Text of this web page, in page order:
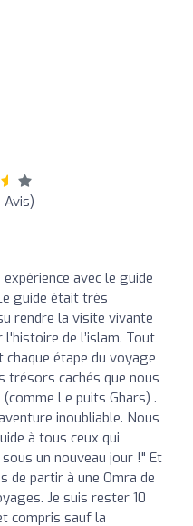
avec le guide
guide était très
rendre la visite vivante
de l’islam. Tout
étape du voyage
trésors cachés que nous
Le puits Ghars) .
inoubliable. Nous
à tous ceux qui
un nouveau jour !" Et
de partir à une Omra de
Je suis rester 10
compris sauf la